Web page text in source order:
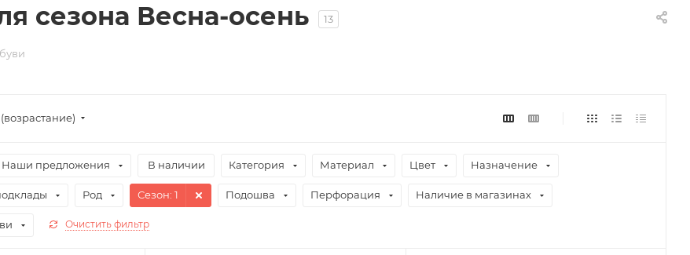
сезона Весна-осень 13
Наши предложения В наличии Категория Материал Цвет Назначение
Род Сезон: 1 Подошва Перфорация Наличие в магазинах
Очистить фильтр